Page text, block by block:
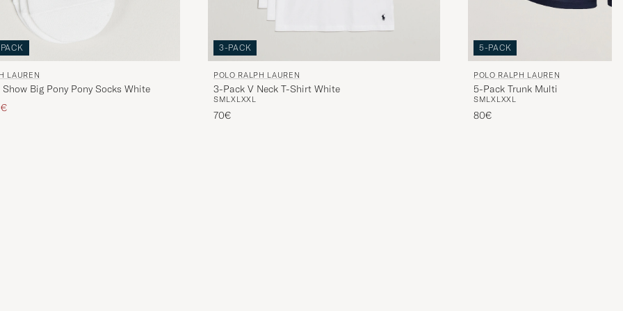
LAUREN
Big Pony Pony Socks White
prijs
3-PACK
POLO RALPH LAUREN
3-Pack V Neck T-Shirt White
SMLXL XXL
70€
5-PACK
POLO RALPH LAUREN
5-Pack Trunk Multi
SMLXL XXL
80€